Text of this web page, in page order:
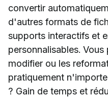
convertir
d'autres formats de
supports interactifs et
personnalisables.
modifier ou les
pratiquement
? Gain de temps et